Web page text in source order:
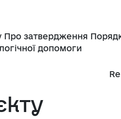
Про затвердження
допомоги